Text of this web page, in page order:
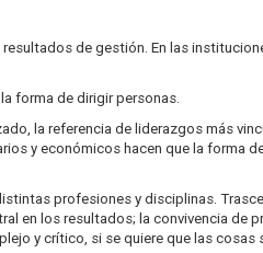
de gestión. En las
forma de dirigir personas.
la referencia de liderazgos más
y económicos hacen que la forma
profesiones y disciplinas.
en los resultados; la convivencia
y crítico, si se quiere que las cosas